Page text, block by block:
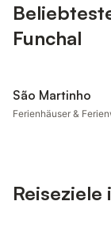
Funchal
São Martinho
Ferienhäuser &
Reiseziele